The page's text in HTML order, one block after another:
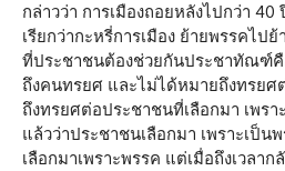
กล่าวว่า การเมืองถอยหลังไปกว่า
เรียกว่ากะหรี่การเมือง ย้ายพรรคไป
ที่ประชาชนต้องช่วยกันประชาทัณฑ์คื
ถึงคนทรยศ และไม่ได้หมายถึงทรยศ
ถึงทรยศต่อประชาชนที่เลือกมา เพร
แล้วว่าประชาชนเลือกมา เพราะเป็น
เลือกมาเพราะพรรค แต่เมื่อถึงเวลา